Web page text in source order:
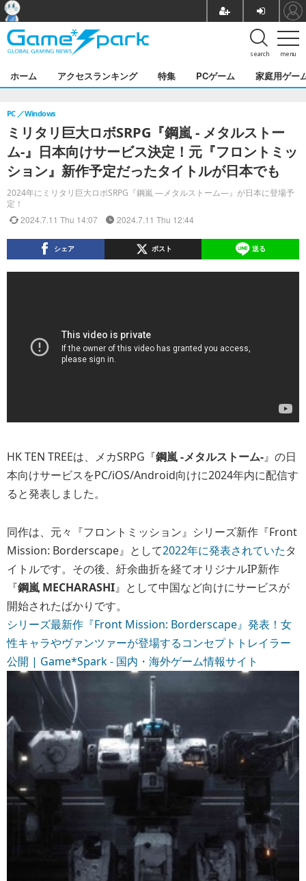
menu
search
ホーム アクセスランキング 特集 PCゲーム 家庭用ゲー
ミリタリ巨大ロボSRPG『鋼嵐 - メタルストー
ム-』日本向けサービス決定！元『フロントミッ
ション』新作予定だったタイトルが日本でも
2024年にミリタリ巨大ロボSRPG『鋼嵐 ―メタルストーム―』が日本に登場予
定！
PC Windows
2024.7.11 Thu 14:07 2024.7.11 Thu 12:44
シェア ポスト 送る
HK TEN TREEは、メカSRPG『鋼嵐 -メタルストーム-』の日
本向けサービスをPC/iOS/Android向けに2024年内に配信す
ると発表しました。
同作は、元々『フロントミッション』シリーズ新作『Front
Mission: Borderscape』として2022年に発表されていたタ
イトルです。その後、紆余曲折を経てオリジナルIP新作
『鋼嵐 MECHARASHI』として中国など向けにサービスが
開始されたばかりです。
シリーズ最新作『Front Mission: Borderscape』発表！女
性キャラやヴァンツァーが登場するコンセプトトレイラー
公開 | Game*Spark - 国内・海外ゲーム情報サイト